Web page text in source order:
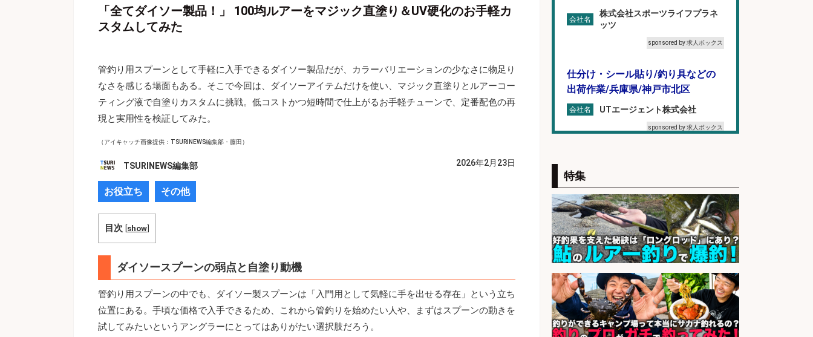
「全てダイソー製品！」 100均ルアーをマジック直塗り＆UV硬化のお手軽カ
スタムしてみた
管釣り用スプーンとして手軽に入手できるダイソー製品だが、カラーバリエーションの少なさに物足り
なさを感じる場面もある。そこで今回は、ダイソーアイテムだけを使い、マジック直塗りとルアーコー
ティング液で自塗りカスタムに挑戦。低コストかつ短時間で仕上がるお手軽チューンで、定番配色の再
現と実用性を検証してみた。
（アイキャッチ画像提供：TSURINEWS編集部・藤田）
TSURINEWS編集部 2026年2月23日
お役立ち その他
目次 [show]
ダイソースプーンの弱点と自塗り動機
管釣り用スプーンの中でも、ダイソー製スプーンは「入門用として気軽に手を出せる存在」という立ち
位置にある。手頃な価格で入手できるため、これから管釣りを始めたい人や、まずはスプーンの動きを
試してみたいというアングラーにとってはありがたい選択肢だろう。
会社名
株式会社スポーツライフプラネ
ッツ
sponsored by 求人ボックス
仕分け・シール貼り/釣り具などの
出荷作業/兵庫県/神戸市北区
会社名 UTエージェント株式会社
sponsored by 求人ボックス
フ/未経験歓迎/交通費支給/制服貸
与/正社員登用あり
会社名 株式会社REnista
sponsored by 求人ボックス
魚の「バイヤー」貴方の目利きでヒ
ットを生む、裁量バイヤー募集
会社名 株式会社コムライン
sponsored by 求人ボックス
特集